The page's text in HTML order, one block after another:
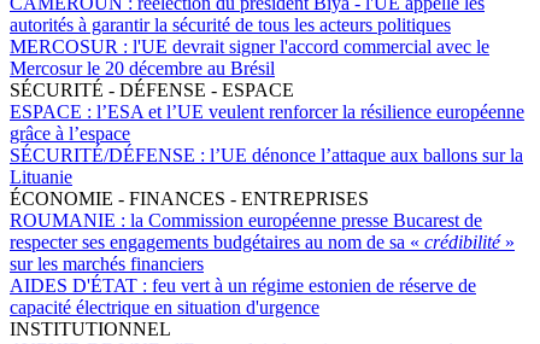
autorités à garantir la sécurité de tous les acteurs politiques
MERCOSUR : l'UE devrait signer l'accord commercial avec le
Mercosur le 20 décembre au Brésil
SÉCURITÉ - DÉFENSE - ESPACE
ESPACE : l’ESA et l’UE veulent renforcer la résilience européenne
grâce à l’espace
SÉCURITÉ/DÉFENSE : l’UE dénonce l’attaque aux ballons sur la
Lituanie
ÉCONOMIE - FINANCES - ENTREPRISES
ROUMANIE : la Commission européenne presse Bucarest de
respecter ses engagements budgétaires au nom de sa « crédibilité »
sur les marchés financiers
AIDES D'ÉTAT : feu vert à un régime estonien de réserve de
capacité électrique en situation d'urgence
INSTITUTIONNEL